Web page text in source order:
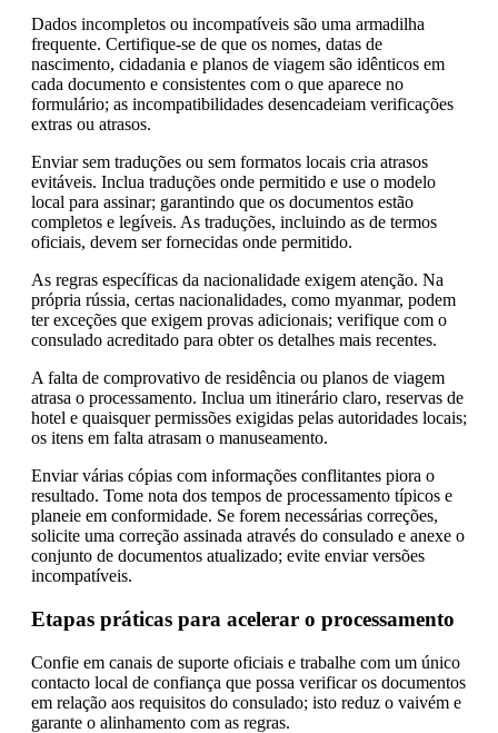
Dados incompletos ou incompatíveis são uma armadilha
frequente. Certifique-se de que os nomes, datas de
nascimento, cidadania e planos de viagem são idênticos em
cada documento e consistentes com o que aparece no
formulário; as incompatibilidades desencadeiam verificações
extras ou atrasos.
Enviar sem traduções ou sem formatos locais cria atrasos
evitáveis. Inclua traduções onde permitido e use o modelo
local para assinar; garantindo que os documentos estão
completos e legíveis. As traduções, incluindo as de termos
oficiais, devem ser fornecidas onde permitido.
As regras específicas da nacionalidade exigem atenção. Na
própria rússia, certas nacionalidades, como myanmar, podem
ter exceções que exigem provas adicionais; verifique com o
consulado acreditado para obter os detalhes mais recentes.
A falta de comprovativo de residência ou planos de viagem
atrasa o processamento. Inclua um itinerário claro, reservas de
hotel e quaisquer permissões exigidas pelas autoridades locais;
os itens em falta atrasam o manuseamento.
Enviar várias cópias com informações conflitantes piora o
resultado. Tome nota dos tempos de processamento típicos e
planeie em conformidade. Se forem necessárias correções,
solicite uma correção assinada através do consulado e anexe o
conjunto de documentos atualizado; evite enviar versões
incompatíveis.
Etapas práticas para acelerar o processamento
Confie em canais de suporte oficiais e trabalhe com um único
contacto local de confiança que possa verificar os documentos
em relação aos requisitos do consulado; isto reduz o vaivém e
garante o alinhamento com as regras.